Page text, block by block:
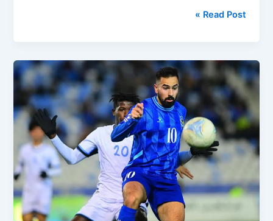
مباراة
ضد
الكهرباء
اليوم
في
قمة
دوري
نجوم
العراق
Read Post »